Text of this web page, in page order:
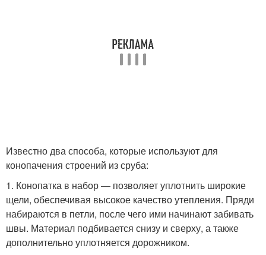
Известно два способа, которые используют для
конопачения строений из сруба:
1. Конопатка в набор — позволяет уплотнить широкие
щели, обеспечивая высокое качество утепления. Пряди
набираются в петли, после чего ими начинают забивать
швы. Материал подбивается снизу и сверху, а также
дополнительно уплотняется дорожником.